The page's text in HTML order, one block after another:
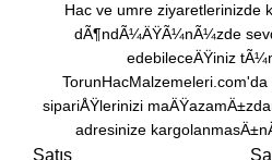
Hac ve umre ziyaretlerinizde
dÃ¶ndÃ¼ÄŸÃ¼nÃ¼zde
edebileceÄŸiniz
sipariÅŸlerinizi
adresinize
Satış